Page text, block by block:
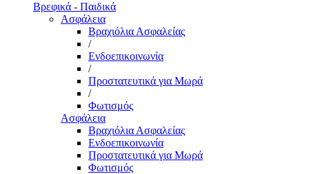
Βρεφικά - Παιδικά
Ασφάλεια
Βραχιόλια Ασφαλείας
/
Ενδοεπικοινωνία
/
Προστατευτικά για Μωρά
/
Φωτισμός
Ασφάλεια
Βραχιόλια Ασφαλείας
Ενδοεπικοινωνία
Προστατευτικά για Μωρά
Φωτισμός